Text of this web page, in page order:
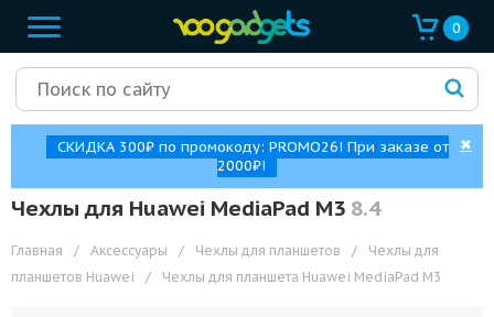
0
СКИДКА 300₽ по промокоду: PROMO26! При заказе от
2000₽!
✖
Чехлы для Huawei MediaPad M3 8.4
Главная / Аксессуары / Чехлы для планшетов /
Чехлы для
планшетов Huawei
/ Чехлы для планшета Huawei MediaPad M3